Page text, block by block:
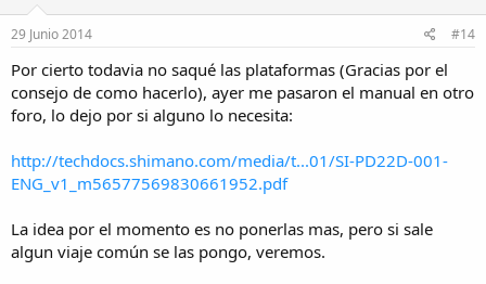
29 Junio 2014 #14
Por cierto todavia no saqué las plataformas (Gracias por el
consejo de como hacerlo), ayer me pasaron el manual en otro
foro, lo dejo por si alguno lo necesita:
http://techdocs.shimano.com/media/t...01/SI-PD22D-001-
ENG_v1_m56577569830661952.pdf
La idea por el momento es no ponerlas mas, pero si sale
algun viaje común se las pongo, veremos.